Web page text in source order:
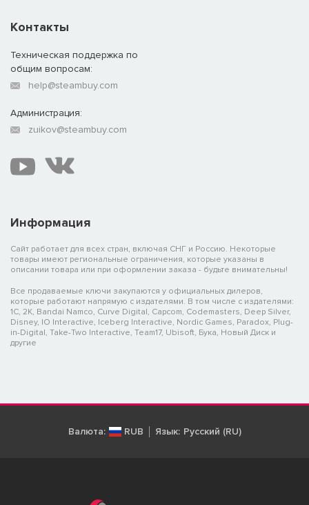
Информация
Сайт работает для всех стран, включая СНГ и Россию. Некоторые
товары имеют региональные ограничения, которые указаны в
описании товара или при оформлении заказа - будьте внимательны!
Все продаваемые ключи закупаются у официальных дилеров,
которые работают напрямую с издателями. В том числе с издателями:
1C, 2K, Bandai Namco, Curve Digital, Capcom, Codemasters, Deep Silver,
Disney, IO Interactive, Iceberg Interactive, Nordic Games, Paradox, Plug-
in-Digital, Take-Two Interactive, Team17, Ubisoft, Бука, Новый Диск и
другие
Контакты
Техническая поддержка по
общим вопросам:
help@steambuy.com
Администрация:
zuikov@steambuy.com
Валюта: RUB Язык: Русский (RU)